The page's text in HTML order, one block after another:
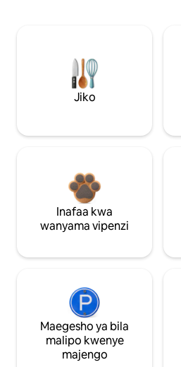
Jiko
Inafaa kwa
wanyama vipenzi
Maegesho ya bila
malipo kwenye
majengo